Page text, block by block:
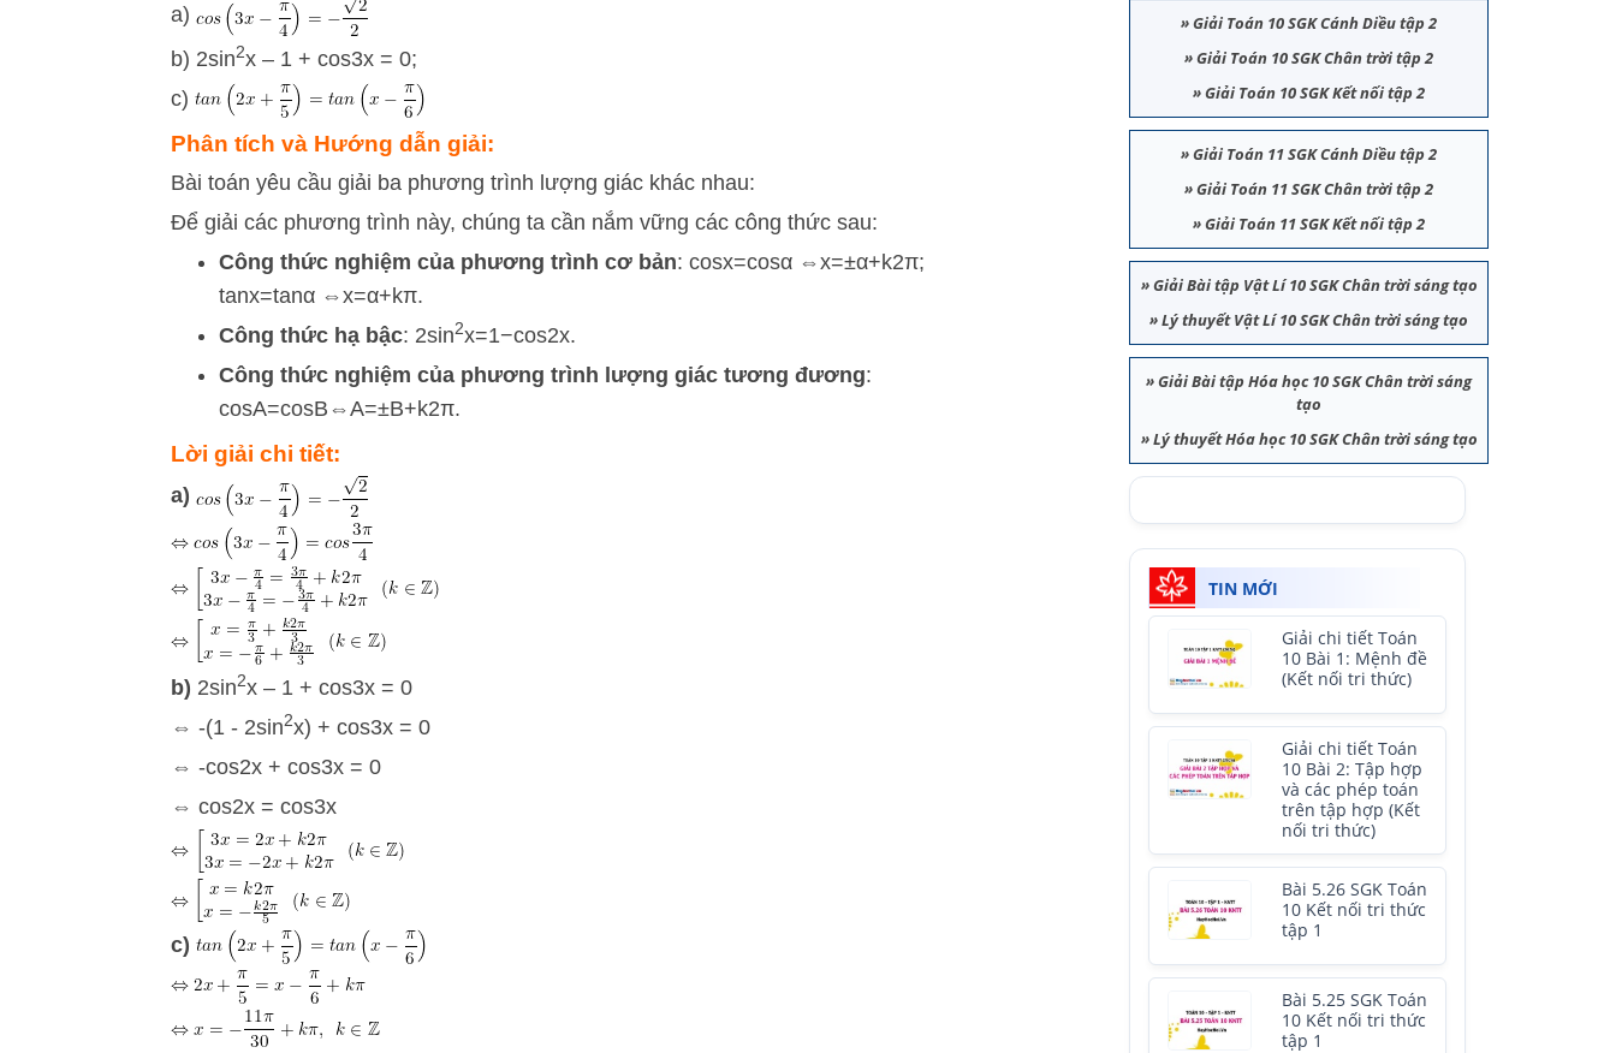
a)
b) 2sin2x – 1 + cos3x = 0;
c)
Phân tích và Hướng dẫn giải:
Bài toán yêu cầu giải ba phương trình lượng giác khác nhau:
Để giải các phương trình này, chúng ta cần nắm vững các công thức sau:
Công thức nghiệm của phương trình cơ bản: cosx=cosα ⇔x=±α+k2π;
tanx=tanα ⇔x=α+kπ.
Công thức hạ bậc: 2sin2x=1−cos2x.
Công thức nghiệm của phương trình lượng giác tương đương:
cosA=cosB ⇔A=±B+k2π.
Lời giải chi tiết:
a)
b) 2sin2x – 1 + cos3x = 0
⇔ -(1 - 2sin2x) + cos3x = 0
⇔ -cos2x + cos3x = 0
⇔ cos2x = cos3x
c)
»Giải Toán 10 SGK Cánh Diều tập 2
»Giải Toán 10 SGK Chân trời tập 2
»Giải Toán 10 SGK Kết nối tập 2
»Giải Toán 11 SGK Cánh Diều tập 2
»Giải Toán 11 SGK Chân trời tập 2
»Giải Toán 11 SGK Kết nối tập 2
»Giải Bài tập Vật Lí 10 SGK Chân trời sáng tạo
»Lý thuyết Vật Lí 10 SGK Chân trời sáng tạo
»Giải Bài tập Hóa học 10 SGK Chân trời sáng
tạo
»Lý thuyết Hóa học 10 SGK Chân trời sáng tạo
TIN MỚI
Giải chi tiết Toán
10 Bài 1: Mệnh đề
(Kết nối tri thức)
Giải chi tiết Toán
10 Bài 2: Tập hợp
và các phép toán
trên tập hợp (Kết
nối tri thức)
Bài 5.26 SGK Toán
10 Kết nối tri thức
tập 1
Bài 5.25 SGK Toán
10 Kết nối tri thức
tập 1